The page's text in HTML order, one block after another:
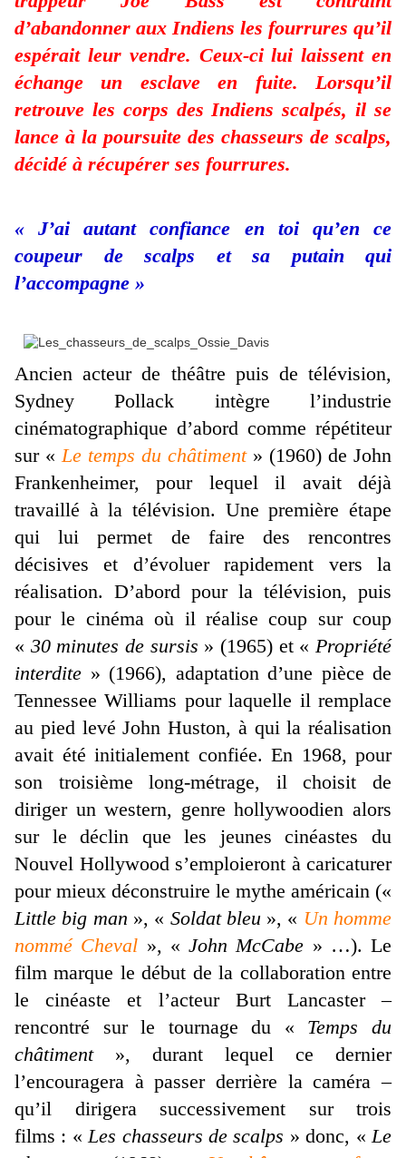
d’abandonner aux Indiens les fourrures qu’il
espérait leur vendre. Ceux-ci lui laissent en
échange un esclave en fuite. Lorsqu’il
retrouve les corps des Indiens scalpés, il se
lance à la poursuite des chasseurs de scalps,
décidé à récupérer ses fourrures.
« J’ai autant confiance en toi qu’en ce
coupeur de scalps et sa putain qui
l’accompagne »
Ancien acteur de théâtre puis de télévision,
Sydney Pollack intègre l’industrie
cinématographique d’abord comme répétiteur
sur «Le temps du châtiment» (1960) de John
Frankenheimer, pour lequel il avait déjà
travaillé à la télévision. Une première étape
qui lui permet de faire des rencontres
décisives et d’évoluer rapidement vers la
réalisation. D’abord pour la télévision, puis
pour le cinéma où il réalise coup sur coup
« 30 minutes de sursis » (1965) et «Propriété
interdite » (1966), adaptation d’une pièce de
Tennessee Williams pour laquelle il remplace
au pied levé John Huston, à qui la réalisation
avait été initialement confiée. En 1968, pour
son troisième long-métrage, il choisit de
diriger un western, genre hollywoodien alors
sur le déclin que les jeunes cinéastes du
Nouvel Hollywood s’emploieront à caricaturer
pour mieux déconstruire le mythe américain («
Little big man », « Soldat bleu», « Un homme
nommé Cheval », « John McCabe » …). Le
film marque le début de la collaboration entre
le cinéaste et l’acteur Burt Lancaster –
rencontré sur le tournage du « Temps du
châtiment», durant lequel ce dernier
l’encouragera à passer derrière la caméra –
qu’il dirigera successivement sur trois
films : «Les chasseurs de scalps » donc, «Le